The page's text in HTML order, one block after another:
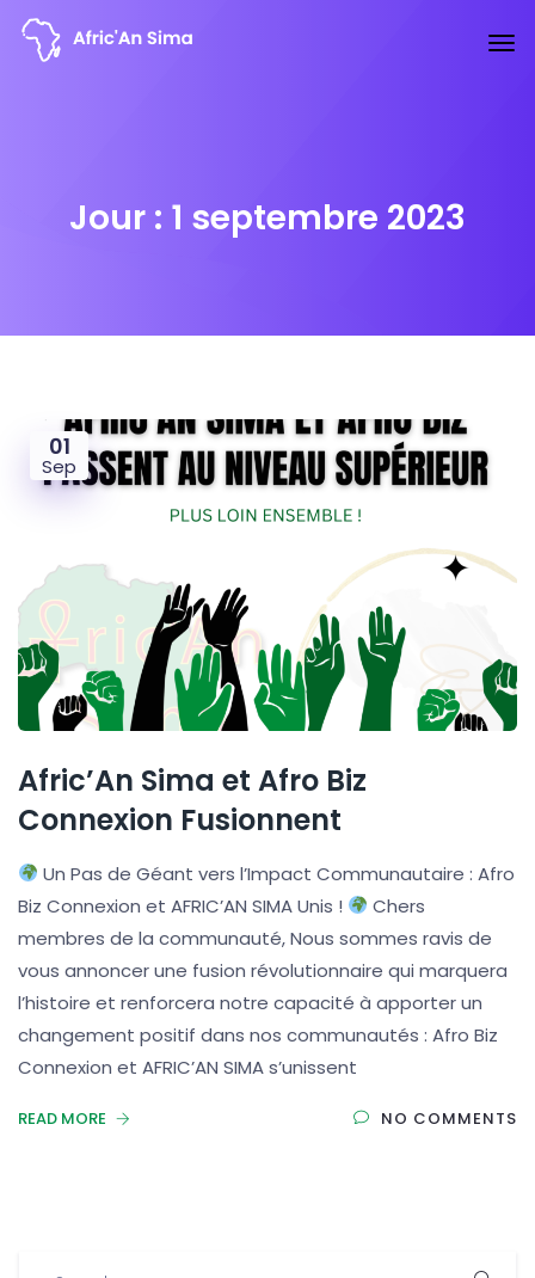
Jour : 1 septembre 2023
01
Sep
Afric’An Sima et Afro Biz
Connexion Fusionnent
Un Pas de Géant vers l’Impact Communautaire : Afro
Biz Connexion et AFRIC’AN SIMA Unis !
Chers
membres de la communauté, Nous sommes ravis de
vous annoncer une fusion révolutionnaire qui marquera
l’histoire et renforcera notre capacité à apporter un
changement positif dans nos communautés : Afro Biz
Connexion et AFRIC’AN SIMA s’unissent
READ MORE NO COMMENTS